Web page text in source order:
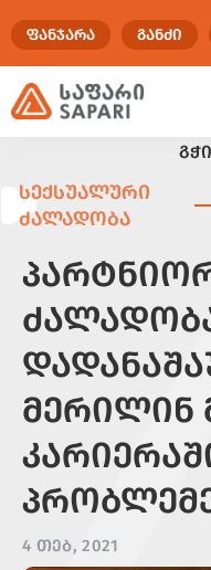
ᲤᲐᲜᲯᲐᲠᲐ ᲒᲐᲜᲫᲘ
ᲡᲔᲥᲡᲣᲐᲚᲣᲠᲘ
ᲫᲐᲚᲐᲓᲝᲑᲐ
ᲛᲔᲠᲘᲚᲘᲜ
4 ᲗᲔᲑ, 2021